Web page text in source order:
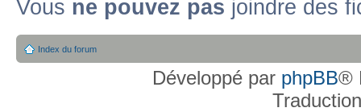
Vous ne pouvez pas joindre des
Index du forum
Développé par phpBB®